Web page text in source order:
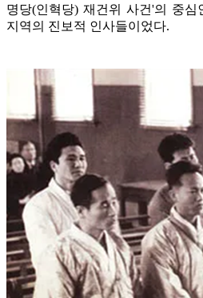
명당(인혁당) 재건위 사건'의 중심
지역의 진보적 인사들이었다.